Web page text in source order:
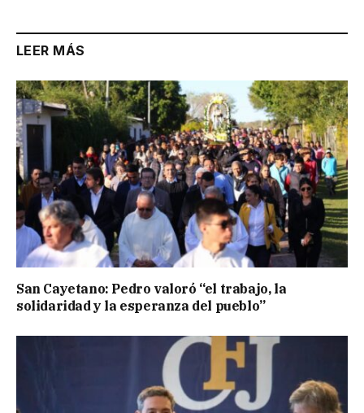
LEER MÁS
San Cayetano: Pedro valoró “el trabajo, la
solidaridad y la esperanza del pueblo”